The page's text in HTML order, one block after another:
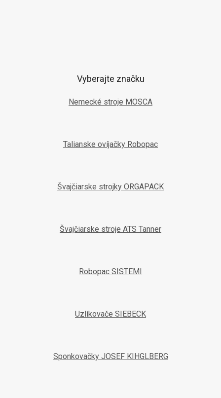
Vyberajte značku
Nemecké stroje MOSCA
Talianske ovíjačky Robopac
Švajčiarske strojky ORGAPACK
Švajčiarske stroje ATS Tanner
Robopac SISTEMI
Uzlíkovače SIEBECK
Sponkovačky JOSEF KIHGLBERG